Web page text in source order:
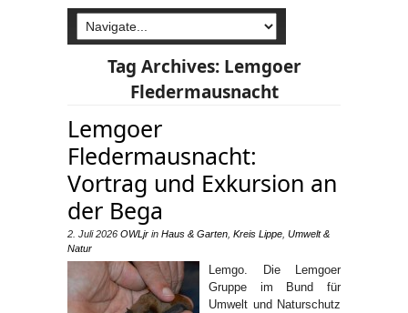
Tag Archives: Lemgoer
Fledermausnacht
Lemgoer
Fledermausnacht:
Vortrag und Exkursion an
der Bega
2. Juli 2026 OWLjr in Haus & Garten Kreis Lippe Umwelt &
Natur
Lemgo. Die Lemgoer
Gruppe im Bund für
Umwelt und Naturschutz